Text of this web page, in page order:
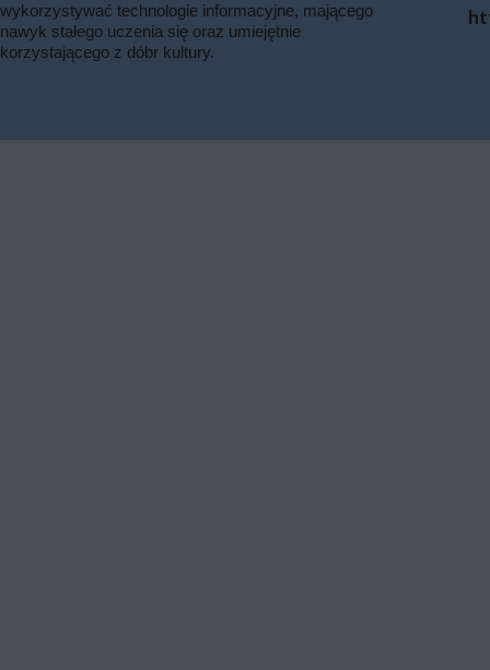
wykorzystywać technologie informacyjne, mającego
nawyk stałego uczenia się oraz umiejętnie
korzystającego z dóbr kultury.